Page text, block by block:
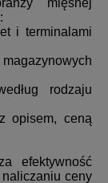
i terminalami
rodzaju
opisem, ceną
efektywność
naliczaniu ceny